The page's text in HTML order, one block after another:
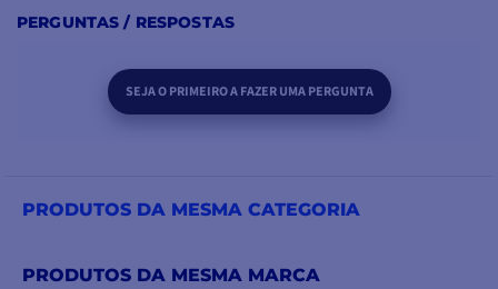
PERGUNTAS / RESPOSTAS
SEJA O PRIMEIRO A FAZER UMA PERGUNTA
PRODUTOS DA MESMA CATEGORIA
PRODUTOS DA MESMA MARCA